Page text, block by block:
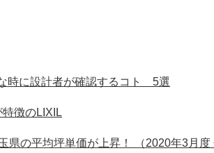
時に設計者が確認するコト 5選
徴のLIXIL
県の平均坪単価が上昇！ （2020年3月度